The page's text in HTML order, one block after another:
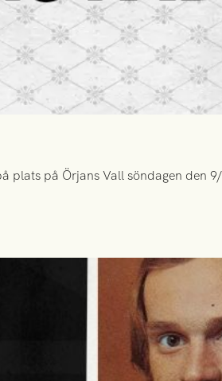
plats på Örjans Vall söndagen den